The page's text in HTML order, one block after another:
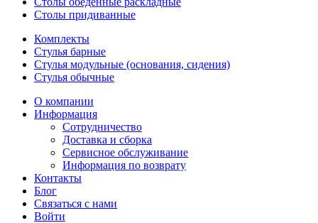
Столы придиванные
Комплекты
Стулья барные
Стулья модульные (основания, сидения)
Стулья обычные
О компании
Информация
Сотрудничество
Доставка и сборка
Сервисное обслуживание
Информация по возврату
Контакты
Блог
Связаться с нами
Войти